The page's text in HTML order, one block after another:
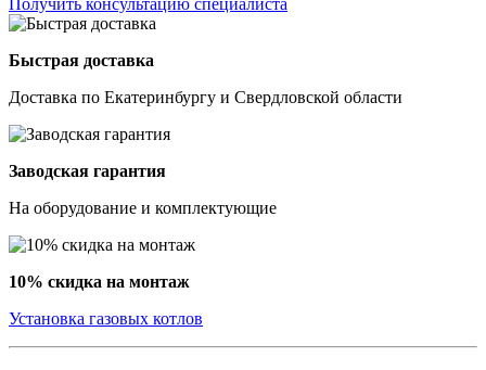
Быстрая доставка
Доставка по Екатеринбургу и Свердловской области
Заводская гарантия
На оборудование и комплектующие
10% скидка на монтаж
Установка газовых котлов